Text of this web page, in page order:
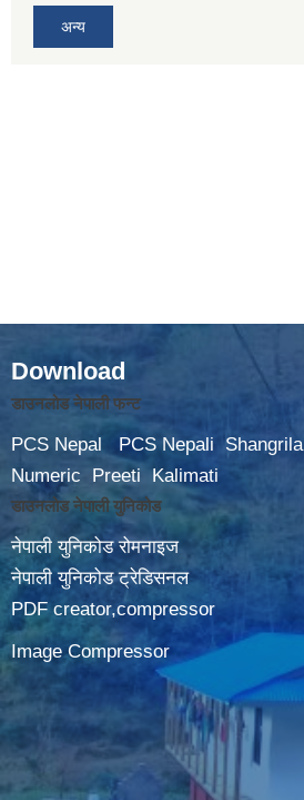
अन्य
Download
डाउनलोड नेपाली फन्ट
PCS Nepal PCS Nepali
Shangrila
Numeric
Preeti Kalimati
डाउनलोड नेपाली युनिकोड
नेपाली युनिकोड रोमनाइज
नेपाली युनिकोड ट्रेडिसनल
PDF creator,compressor
Image Compressor